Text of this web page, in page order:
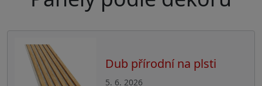
Dub přírodní na plsti
5. 6. 2026